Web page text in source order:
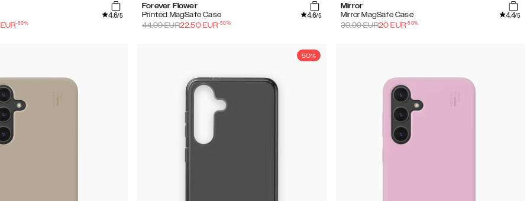
4.6/5
EUR-50%
Forever Flower
Printed MagSafe Case
4.6/5
44.99EUR22.50 EUR-50%
Mirror
Mirror MagSafe Case
4.4/5
39.99EUR20 EUR-50%
50%